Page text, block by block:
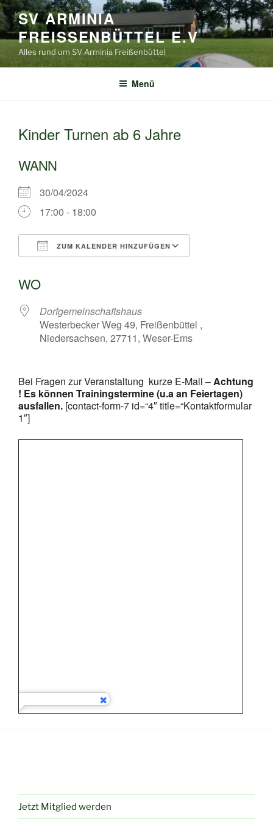
Zum
Inhalt
springen
SV ARMINIA
FREISSENBÜTTEL E.V
Alles rund um SV Arminia Freißenbüttel
Menü
Kinder Turnen ab 6 Jahre
WANN
30/04/2024
17:00 - 18:00
ZUM KALENDER HINZUFÜGEN
WO
Dorfgemeinschaftshaus
Westerbecker Weg 49, Freißenbüttel ,
Niedersachsen, 27711, Weser-Ems
Bei Fragen zur Veranstaltung kurze E-Mail – Achtung
! Es können Trainingstermine (u.a an Feiertagen)
ausfallen. [contact-form-7 id=“4″ title=“Kontaktformular
1″]
Jetzt Mitglied werden